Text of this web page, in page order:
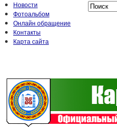
Новости
Фотоальбом
Онлайн обращение
Контакты
Карта сайта